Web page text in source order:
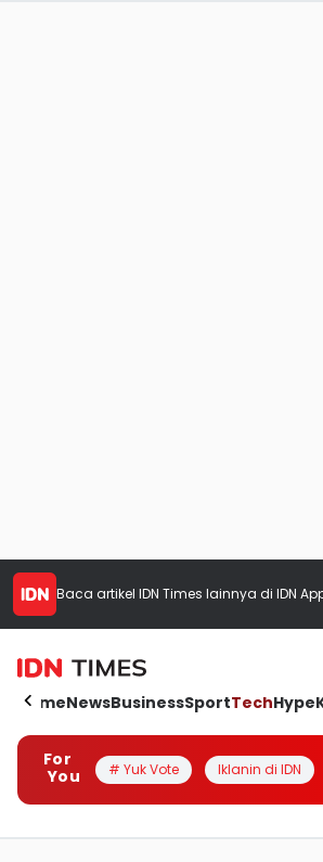
Baca artikel IDN Times lainnya di IDN
HomeNewsBusinessSportTechHype
For
You
# Yuk Vote Iklanin di IDN